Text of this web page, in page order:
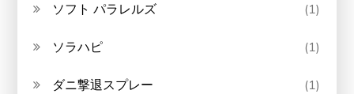
ソフト パラレルズ (1)
ソラハピ (1)
ダニ撃退スプレー (1)